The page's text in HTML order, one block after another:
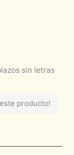
producto!